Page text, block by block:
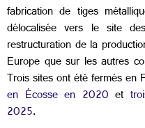
fabrication de tiges
délocalisée vers le site
restructuration de la
Europe que sur les autres
Trois sites ont été fermés
en Écosse en 2020 et
2025.